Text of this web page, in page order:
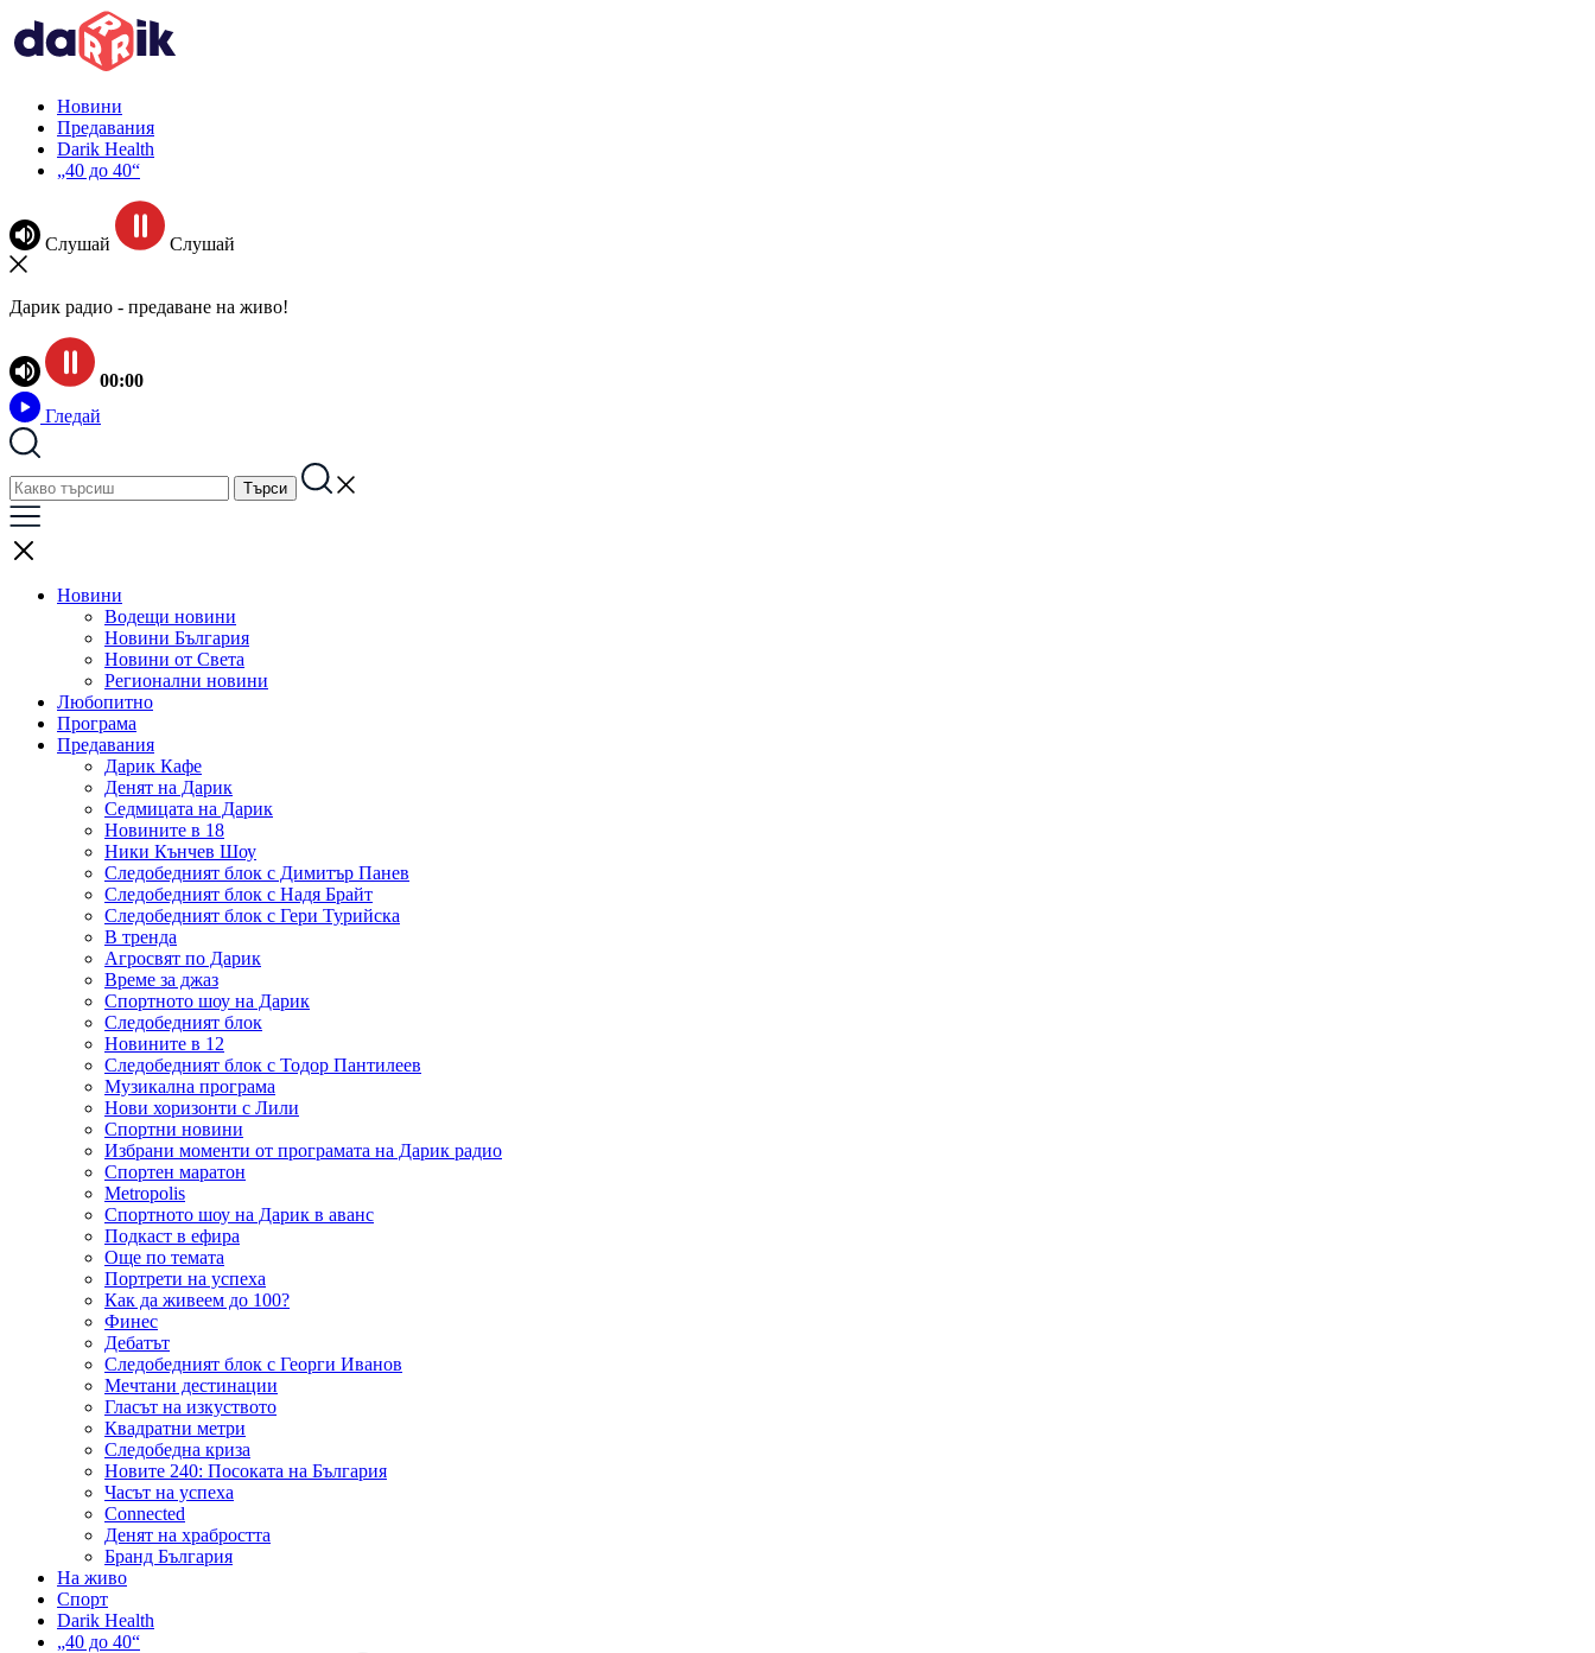
Новини
Предавания
Darik Health
„40 до 40“
Слушай Слушай
Дарик радио - предаване на живо!
00:00
Гледай
Новини
Водещи новини
Новини България
Новини от Света
Регионални новини
Любопитно
Програма
Предавания
Дарик Кафе
Денят на Дарик
Седмицата на Дарик
Новините в 18
Ники Кънчев Шоу
Следобедният блок с Димитър Панев
Следобедният блок с Надя Брайт
Следобедният блок с Гери Турийска
В тренда
Агросвят по Дарик
Време за джаз
Спортното шоу на Дарик
Следобедният блок
Новините в 12
Следобедният блок с Тодор Пантилеев
Музикална програма
Нови хоризонти с Лили
Спортни новини
Избрани моменти от програмата на Дарик радио
Спортен маратон
Metropolis
Спортното шоу на Дарик в аванс
Подкаст в ефира
Още по темата
Портрети на успеха
Как да живеем до 100?
Финес
Дебатът
Следобедният блок с Георги Иванов
Мечтани дестинации
Гласът на изкуството
Квадратни метри
Следобедна криза
Новите 240: Посоката на България
Часът на успеха
Connected
Денят на храбростта
Бранд България
На живо
Спорт
Darik Health
„40 до 40“